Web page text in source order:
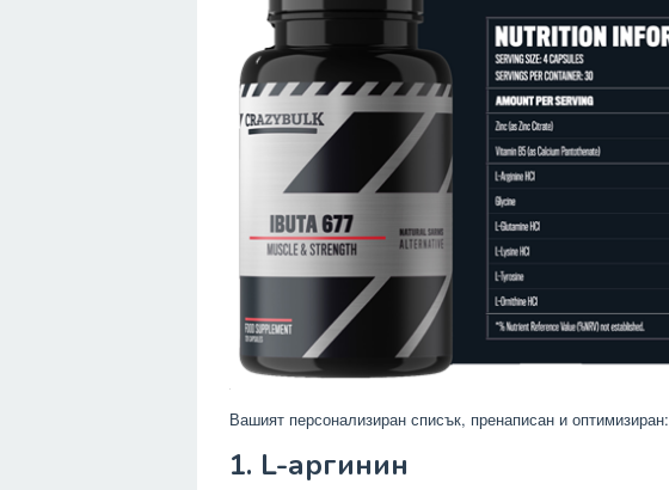
Вашият персонализиран списък, пренаписан и оптимизиран:
1. L-аргинин